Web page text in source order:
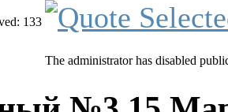
133
The administrator has disabled